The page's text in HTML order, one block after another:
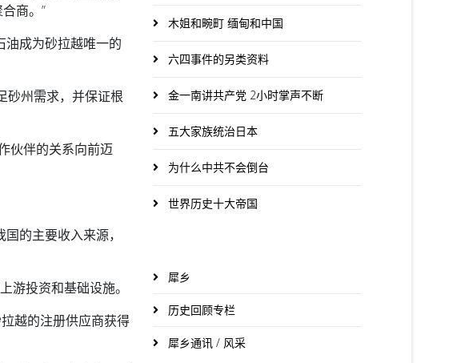
商。”
油成为砂拉越唯一的
砂州需求，并保证根
伙伴的关系向前迈
的主要收入来源，
游投资和基础设施。
越的注册供应商获得
木姐和畹町 缅甸和中国
六四事件的另类资料
金一南讲共产党 2小时掌声不断
五大家族统治日本
为什么中共不会倒台
世界历史十大帝国
犀乡
历史回顾专栏
犀乡通讯 / 风采